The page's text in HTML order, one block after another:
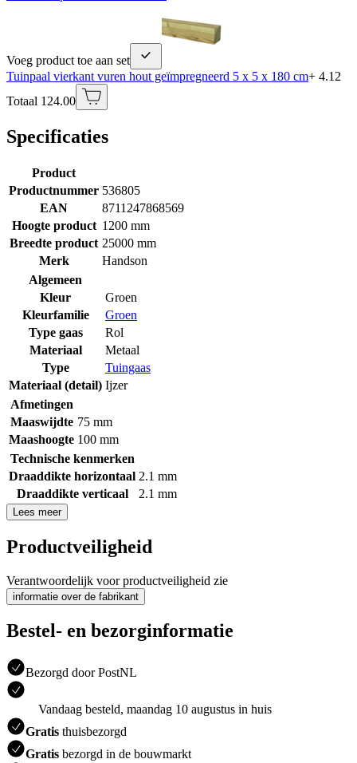
Voeg product toe aan set
Tuinpaal vierkant vuren hout geïmpregneerd 5 x 5 x 180 cm+ 4.12
Totaal 124.00
Specificaties
Product
Productnummer 536805
EAN
8711247868569
Hoogte product 1200 mm
Breedte product 25000 mm
Merk
Handson
Algemeen
Kleur
Groen
Kleurfamilie
Groen
Type gaas
Rol
Materiaal
Metaal
Type
Tuingaas
Materiaal (detail) Ijzer
Afmetingen
Maaswijdte 75 mm
Maashoogte 100 mm
Technische kenmerken
Draaddikte horizontaal 2.1 mm
Draaddikte verticaal
2.1 mm
Lees meer
Productveiligheid
Verantwoordelijk voor productveiligheid zie
informatie over de fabrikant
Bestel- en bezorginformatie
Bezorgd door PostNL
Vandaag besteld, maandag 10 augustus in huis
Gratis thuisbezorgd
Gratis bezorgd in de bouwmarkt